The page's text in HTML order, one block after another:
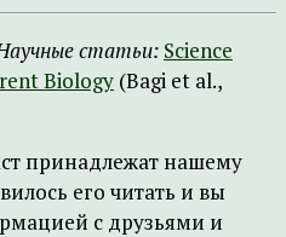
статьи: Science
Biology (Bagi et al.,
принадлежат нашему
его читать и вы
с друзьями и